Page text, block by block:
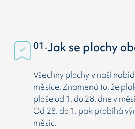
01.Jak se plochy
Všechny plochy v naší
měsíce. Znamená to, že
ploše od 1. do 28. dne v
Od 28. do 1. pak probíhá
měsic.